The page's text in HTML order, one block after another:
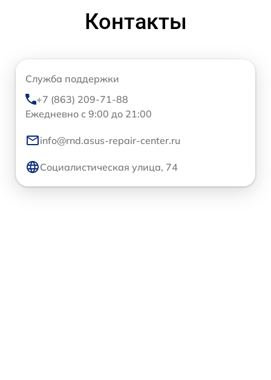
Контакты
Служба поддержки
+7 (863) 209-71-88
Ежедневно с 9:00 до 21:00
info@rnd.asus-repair-center.ru
Социалистическая улица, 74